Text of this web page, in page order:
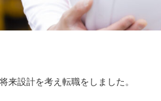
来設計を考え転職をしました。